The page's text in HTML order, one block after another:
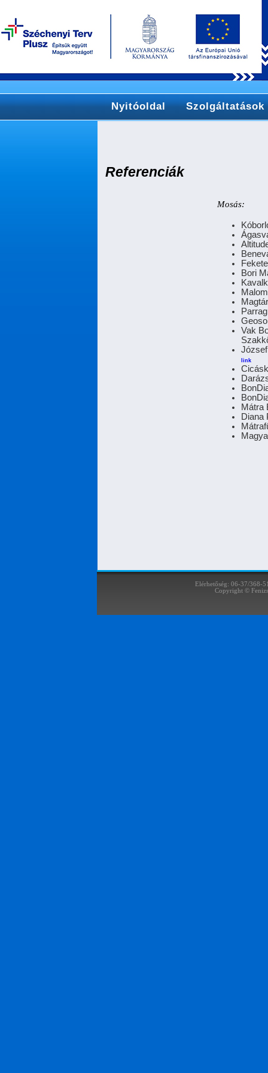
Nyitóoldal Szolgáltatások
Referenciák
Mosás:
Bori
Vak
link
Mátra
Diana
Elérhetőség: 06-37/368-
Copyright ©